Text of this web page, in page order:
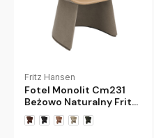
Fritz Hansen
Fotel Monolit Cm231
Beżowo Naturalny Fritz
Hansen